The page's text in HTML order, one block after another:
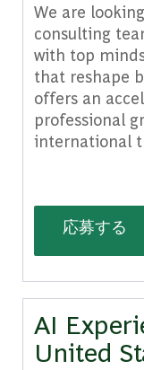
We are
consulting
with top
that reshape
offers an
professional
international
応募する
AI
United